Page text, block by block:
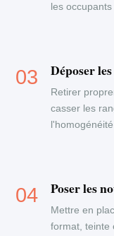
les
Déposer
Retirer
casser les
Poser les
Mettre en
format, teinte